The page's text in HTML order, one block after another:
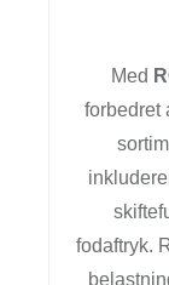
Med
forbedret
fodaftryk.